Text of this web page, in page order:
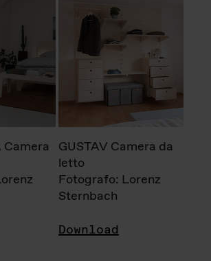
GUSTAV Camera da
letto
Fotografo: Lorenz
Sternbach
Download